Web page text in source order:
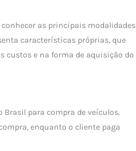
as principais modalidades
características próprias, que
custos e na forma de aquisição do
para compra de veículos.
enquanto o cliente paga